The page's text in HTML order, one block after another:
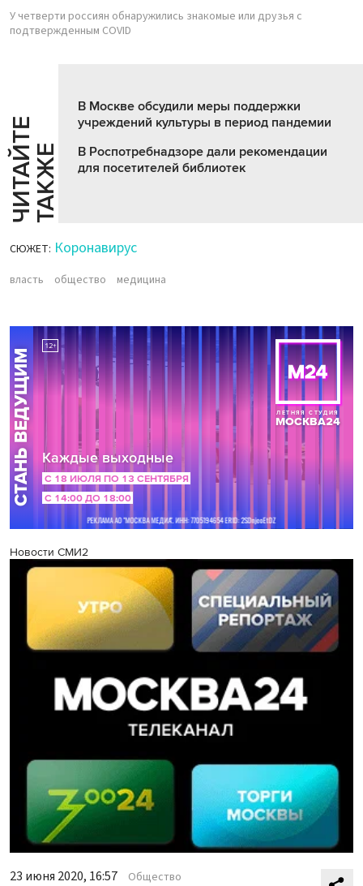
У четверти россиян обнаружились знакомые или друзья с
подтвержденным COVID
Ч
И
Т
АЙ
Т
Е
Т
А
К
ЖЕ
В Москве обсудили меры поддержки
учреждений культуры в период пандемии
В Роспотребнадзоре дали рекомендации
для посетителей библиотек
СЮЖЕТ: Коронавирус
власть общество медицина
Новости СМИ2
23 июня 2020, 16:57 Общество